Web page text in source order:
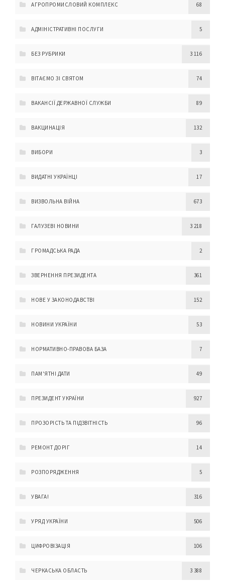
АГРОПРОМИСЛОВИЙ КОМПЛЕКС 68
АДМІНІСТРАТИВНІ ПОСЛУГИ 5
БЕЗ РУБРИКИ 3 116
ВІТАЄМО ЗІ СВЯТОМ 74
ВАКАНСІЇ ДЕРЖАВНОЇ СЛУЖБИ 89
ВАКЦИНАЦІЯ 132
ВИБОРИ 3
ВИДАТНІ УКРАЇНЦІ 17
ВИЗВОЛЬНА ВІЙНА 673
ГАЛУЗЕВІ НОВИНИ 3 218
ГРОМАДСЬКА РАДА 2
ЗВЕРНЕННЯ ПРЕЗИДЕНТА 361
НОВЕ У ЗАКОНОДАВСТВІ 152
НОВИНИ УКРАЇНИ 53
НОРМАТИВНО-ПРАВОВА БАЗА 7
ПАМ'ЯТНІ ДАТИ 49
ПРЕЗИДЕНТ УКРАЇНИ 927
ПРОЗОРІСТЬ ТА ПІДЗВІТНІСТЬ 96
РЕМОНТ ДОРІГ 14
РОЗПОРЯДЖЕННЯ 5
УВАГА! 316
УРЯД УКРАЇНИ 506
ЦИФРОВІЗАЦІЯ 106
ЧЕРКАСЬКА ОБЛАСТЬ 3 388